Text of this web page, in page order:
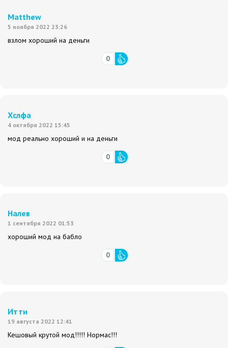
Matthew
5 ноября 2022 23:26
взлом хороший на деньги
0
Хслфа
4 октября 2022 15:45
мод реально хороший и на деньги
0
Налев
1 сентября 2022 01:53
хороший мод на бабло
0
Итти
19 августа 2022 12:41
Кешовый крутой мод!!!!! Нормас!!!